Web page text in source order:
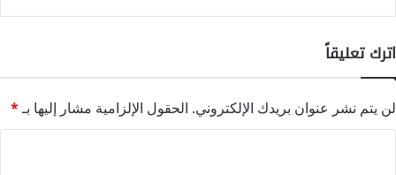
اترك تعليقاً
لن يتم نشر عنوان بريدك الإلكتروني. الحقول الإلزامية مشار إليها بـ*